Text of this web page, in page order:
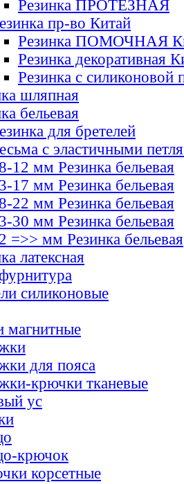
Резинка ПРОТЕЗНАЯ
пр-во Китай
Резинка ПОМОЧНАЯ
Резинка декоративная
Резинка с силиконовой
шляпная
бельевая
для бретелей
с эластичными
12 мм Резинка бельевая
17 мм Резинка бельевая
22 мм Резинка бельевая
30 мм Резинка бельевая
=>> мм Резинка бельевая
латексная
силиконовые
магнитные
для пояса
крючки тканевые
ус
крючок
корсетные